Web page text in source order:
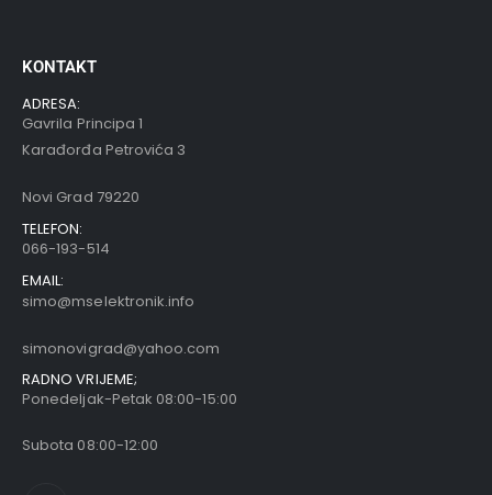
KONTAKT
ADRESA:
Gavrila Principa 1
Karađorđa Petrovića 3
Novi Grad 79220
TELEFON:
066-193-514
EMAIL:
simo@mselektronik.info
simonovigrad@yahoo.com
RADNO VRIJEME;
Ponedeljak-Petak 08:00-15:00
Subota 08:00-12:00